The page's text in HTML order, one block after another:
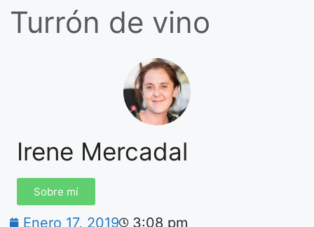
Turrón de vino
Irene Mercadal
Sobre mí
Enero 17, 2019 3:08 pm